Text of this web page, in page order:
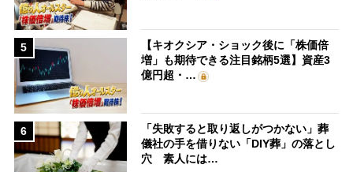
5
【キオクシア・ショック後に「株価倍
増」も期待できる注目銘柄5選】資産3
億円超・…
6
「失敗すると取り返しがつかない」葬
儀社の手を借りない「DIY葬」の落とし
穴 素人には…